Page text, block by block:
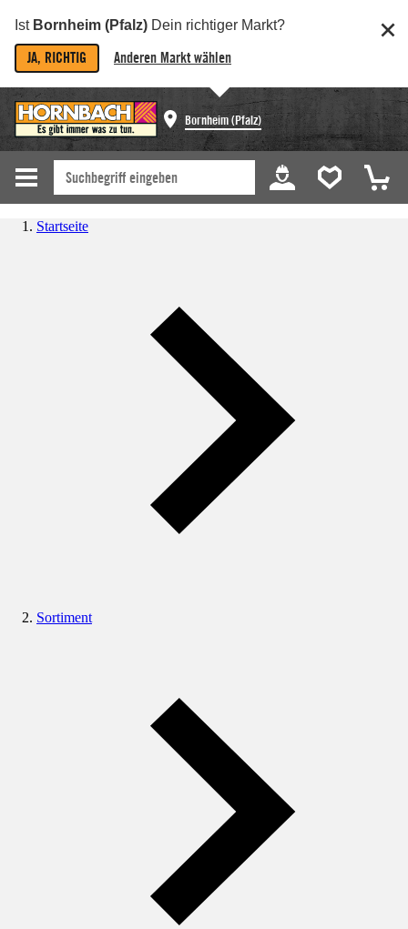
Ist Bornheim (Pfalz) Dein richtiger Markt?
JA, RICHTIG Anderen Markt wählen
Bornheim (Pfalz)
Startseite
Sortiment